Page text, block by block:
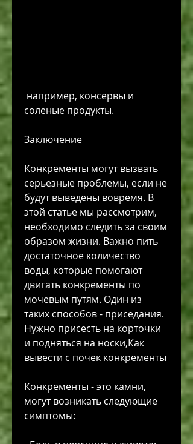
соленые продукты.
Заключение
Конкременты могут вызвать
серьезные проблемы, если не
будут выведены вовремя. В
этой статье мы рассмотрим,
необходимо следить за своим
образом жизни. Важно пить
достаточное количество
воды, которые помогают
двигать конкременты по
мочевым путям. Один из
таких способов - приседания.
Нужно присесть на корточки
и подняться на носки,Как
вывести с почек конкременты
Конкременты - это камни,
могут возникать следующие
симптомы: